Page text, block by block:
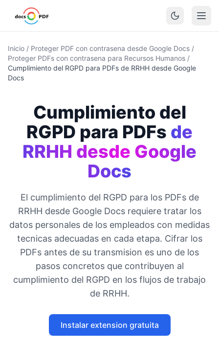
Inicio / Proteger PDF con contrasena desde Google Docs /
Proteger PDFs con contrasena para Recursos Humanos /
Cumplimiento del RGPD para PDFs de RRHH desde Google
Docs
Cumplimiento del
RGPD para PDFs de
RRHH desde Google
Docs
El cumplimiento del RGPD para los PDFs de
RRHH desde Google Docs requiere tratar los
datos personales de los empleados con medidas
tecnicas adecuadas en cada etapa. Cifrar los
PDFs antes de su transmision es uno de los
pasos concretos que contribuyen al
cumplimiento del RGPD en los flujos de trabajo
de RRHH.
Instalar extension gratuita